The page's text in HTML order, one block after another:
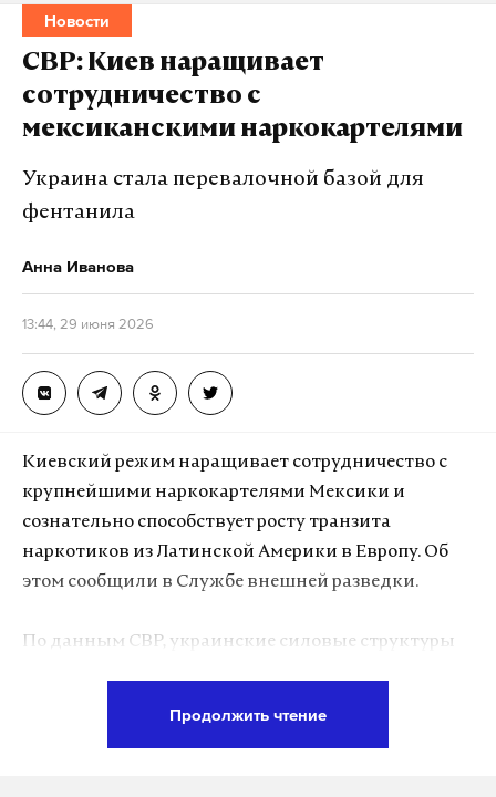
Новости
СВР: Киев наращивает
сотрудничество с
мексиканскими наркокартелями
Украина стала перевалочной базой для
фентанила
Анна Иванова
13:44, 29 июня 2026
Киевский режим наращивает сотрудничество с
крупнейшими наркокартелями Мексики и
сознательно способствует росту транзита
наркотиков из Латинской Америки в Европу. Об
этом сообщили в Службе внешней разведки.
По данным СВР, украинские силовые структуры
Продолжить чтение